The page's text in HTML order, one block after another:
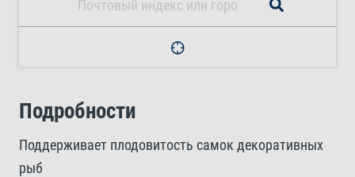
Подробности
Поддерживает плодовитость самок декоративных
рыб